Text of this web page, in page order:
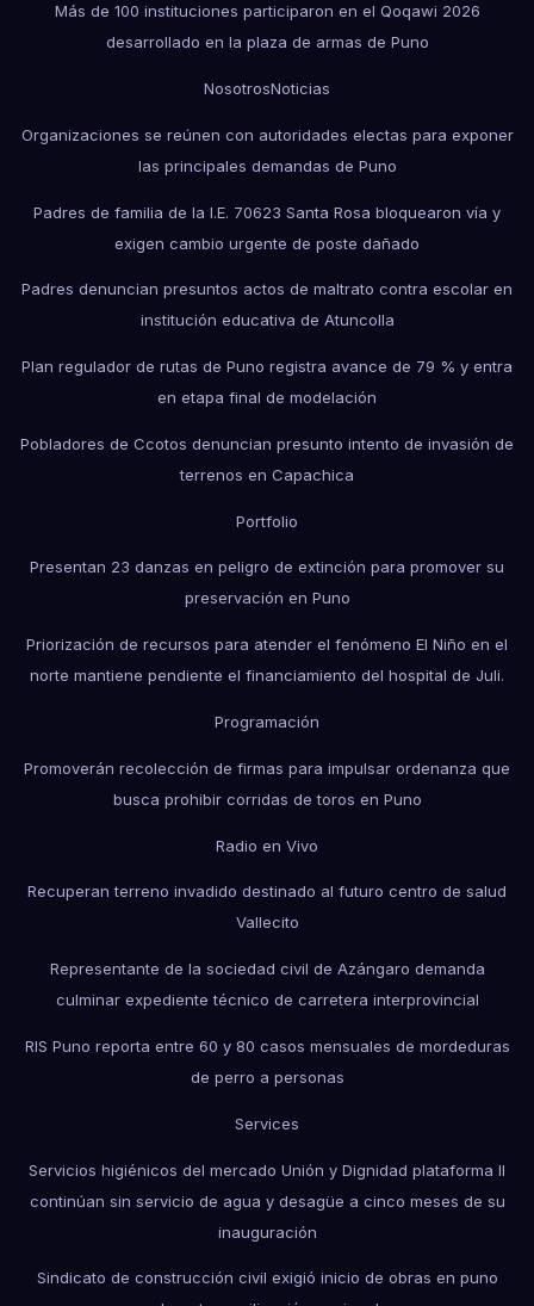
Más de 100 instituciones participaron en el Qoqawi 2026
desarrollado en la plaza de armas de Puno
NosotrosNoticias
Organizaciones se reúnen con autoridades electas para exponer
las principales demandas de Puno
Padres de familia de la I.E. 70623 Santa Rosa bloquearon vía y
exigen cambio urgente de poste dañado
Padres denuncian presuntos actos de maltrato contra escolar en
institución educativa de Atuncolla
Plan regulador de rutas de Puno registra avance de 79 % y entra
en etapa final de modelación
Pobladores de Ccotos denuncian presunto intento de invasión de
terrenos en Capachica
Portfolio
Presentan 23 danzas en peligro de extinción para promover su
preservación en Puno
Priorización de recursos para atender el fenómeno El Niño en el
norte mantiene pendiente el financiamiento del hospital de Juli.
Programación
Promoverán recolección de firmas para impulsar ordenanza que
busca prohibir corridas de toros en Puno
Radio en Vivo
Recuperan terreno invadido destinado al futuro centro de salud
Vallecito
Representante de la sociedad civil de Azángaro demanda
culminar expediente técnico de carretera interprovincial
RIS Puno reporta entre 60 y 80 casos mensuales de mordeduras
de perro a personas
Services
Servicios higiénicos del mercado Unión y Dignidad plataforma II
continúan sin servicio de agua y desagüe a cinco meses de su
inauguración
Sindicato de construcción civil exigió inicio de obras en puno